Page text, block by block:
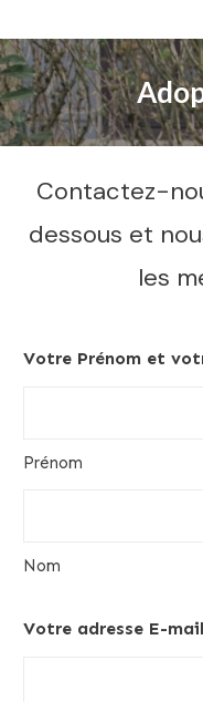
Contactez-
dessous et
les
Votre Prénom et
Prénom
Nom
Votre adresse E-mail